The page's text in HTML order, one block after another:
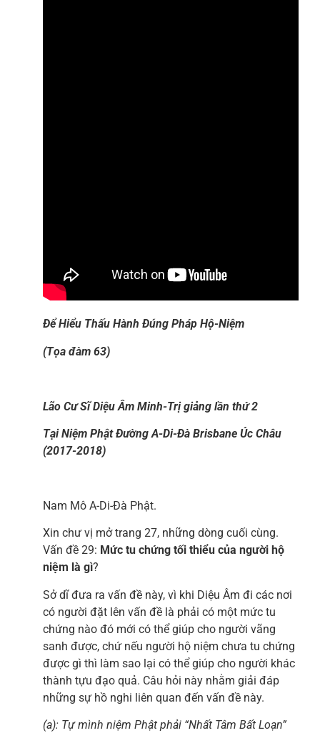
Để Hiểu Thấu Hành Đúng Pháp Hộ-Niệm
(Tọa đàm 63)
Lão Cư Sĩ Diệu Âm Minh-Trị giảng lần thứ 2
Tại Niệm Phật Đường A-Di-Đà Brisbane Úc Châu
(2017-2018)
Nam Mô A-Di-Đà Phật.
Xin chư vị mở trang 27, những dòng cuối cùng.
Vấn đề 29: Mức tu chứng tối thiểu của người hộ
niệm là gì?
Sở dĩ đưa ra vấn đề này, vì khi Diệu Âm đi các nơi
có người đặt lên vấn đề là phải có một mức tu
chứng nào đó mới có thể giúp cho người vãng
sanh được, chứ nếu người hộ niệm chưa tu chứng
được gì thì làm sao lại có thể giúp cho người khác
thành tựu đạo quả. Câu hỏi này nhằm giải đáp
những sự hồ nghi liên quan đến vấn đề này.
(a): Tự mình niệm Phật phải “Nhất Tâm Bất Loạn”